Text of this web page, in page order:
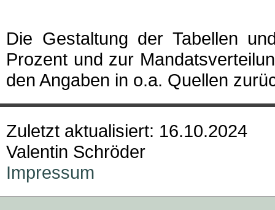
Die Gestaltung der Tabellen
Prozent und zur
den Angaben in o.a. Quellen
Zuletzt aktualisiert: 16.10.2024
Valentin Schröder
Impressum